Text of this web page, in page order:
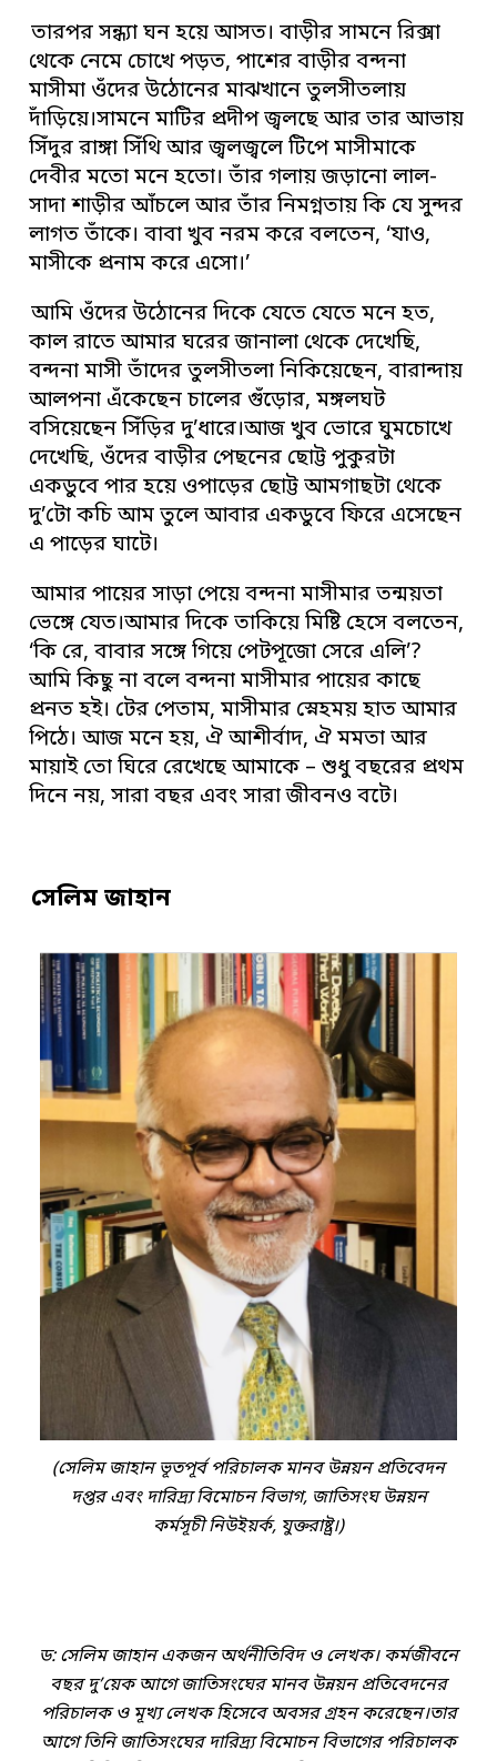
তারপর সন্ধ্যা ঘন হয়ে আসত। বাড়ীর সামনে রিক্সা
থেকে নেমে চোখে পড়ত, পাশের বাড়ীর বন্দনা
মাসীমা ওঁদের উঠোনের মাঝখানে তুলসীতলায়
দাঁড়িয়ে।সামনে মাটির প্রদীপ জ্বলছে আর তার আভায়
সিঁদুর রাঙ্গা সিঁথি আর জ্বলজ্বলে টিপে মাসীমাকে
দেবীর মতো মনে হতো। তাঁর গলায় জড়ানো লাল-
সাদা শাড়ীর আঁচলে আর তাঁর নিমগ্নতায় কি যে সুন্দর
লাগত তাঁকে। বাবা খুব নরম করে বলতেন, ‘যাও,
মাসীকে প্রনাম করে এসো।’
আমি ওঁদের উঠোনের দিকে যেতে যেতে মনে হত,
কাল রাতে আমার ঘরের জানালা থেকে দেখেছি,
বন্দনা মাসী তাঁদের তুলসীতলা নিকিয়েছেন, বারান্দায়
আলপনা এঁকেছেন চালের গুঁড়োর, মঙ্গলঘট
বসিয়েছেন সিঁড়ির দু’ধারে।আজ খুব ভোরে ঘুমচোখে
দেখেছি, ওঁদের বাড়ীর পেছনের ছোট্ট পুকুরটা
একডুবে পার হয়ে ওপাড়ের ছোট্ট আমগাছটা থেকে
দু’টো কচি আম তুলে আবার একডুবে ফিরে এসেছেন
এ পাড়ের ঘাটে।
আমার পায়ের সাড়া পেয়ে বন্দনা মাসীমার তন্ময়তা
ভেঙ্গে যেত।আমার দিকে তাকিয়ে মিষ্টি হেসে বলতেন,
‘কি রে, বাবার সঙ্গে গিয়ে পেটপূজো সেরে এলি’?
আমি কিছু না বলে বন্দনা মাসীমার পায়ের কাছে
প্রনত হই। টের পেতাম, মাসীমার স্নেহময় হাত আমার
পিঠে। আজ মনে হয়, ঐ আশীর্বাদ, ঐ মমতা আর
মায়াই তো ঘিরে রেখেছে আমাকে – শুধু বছরের প্রথম
দিনে নয়, সারা বছর এবং সারা জীবনও বটে।
সেলিম জাহান
(সেলিম জাহান ভূতপূর্ব পরিচালক মানব উন্নয়ন প্রতিবেদন
দপ্তর এবং দারিদ্র্য বিমোচন বিভাগ, জাতিসংঘ উন্নয়ন
কর্মসূচী নিউইয়র্ক, যুক্তরাষ্ট্র।)
ড: সেলিম জাহান একজন অর্থনীতিবিদ ও লেখক। কর্মজীবনে
বছর দু’য়েক আগে জাতিসংঘের মানব উন্নয়ন প্রতিবেদনের
পরিচালক ও মূখ্য লেখক হিসেবে অবসর গ্রহন করেছেন।তার
আগে তিনি জাতিসংঘের দারিদ্র্য বিমোচন বিভাগের পরিচালক